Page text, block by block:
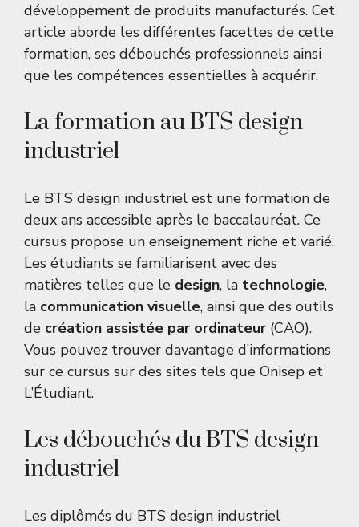
développement de produits manufacturés. Cet
article aborde les différentes facettes de cette
formation, ses débouchés professionnels ainsi
que les compétences essentielles à acquérir.
La formation au BTS design
industriel
Le BTS design industriel est une formation de
deux ans accessible après le baccalauréat. Ce
cursus propose un enseignement riche et varié.
Les étudiants se familiarisent avec des
matières telles que le design, la technologie,
la communication visuelle, ainsi que des outils
de création assistée par ordinateur (CAO).
Vous pouvez trouver davantage d’informations
sur ce cursus sur des sites tels que Onisep et
L’Étudiant.
Les débouchés du BTS design
industriel
Les diplômés du BTS design industriel